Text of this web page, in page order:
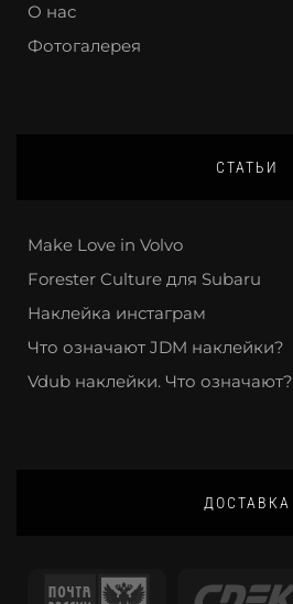
О нас
Фотогалерея
СТАТЬИ
Make Love in Volvo
Forester Culture для Subaru
Наклейка инстаграм
Что означают JDM наклейки?
Vdub наклейки. Что означают?
ДОСТАВКА